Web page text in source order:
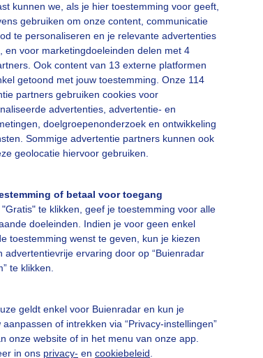
kunnen we, als je hier toestemming voor geeft,
gebruiken om onze content, communicatie
te personaliseren en je relevante advertenties
en voor marketingdoeleinden delen met 4
Ook content van 13 externe platformen
getoond met jouw toestemming. Onze 114
partners gebruiken cookies voor
advertenties, advertentie- en
doelgroepenonderzoek en ontwikkeling
Sommige advertentie partners kunnen ook
geolocatie hiervoor gebruiken.
of betaal voor toegang
"Gratis" te klikken, geef je toestemming voor alle
doeleinden. Indien je voor geen enkel
toestemming wenst te geven, kun je kiezen
advertentievrije ervaring door op “Buienradar
te klikken.
geldt enkel voor Buienradar en kun je
aanpassen of intrekken via “Privacy-instellingen”
onze website of in het menu van onze app.
in ons privacy- en cookiebeleid
Gemaakt: 10-06-2026, 59x bekeken
Een moment geduld
De Bilt